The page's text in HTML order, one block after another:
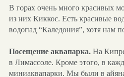
В горах очень много красивых
из них Киккос. Есть красивые
водопад “Каледония”, хотя нам
Посещение аквапарка. На
в Лимассоле. Кроме этого, в
миниаквапарки. Мы были в